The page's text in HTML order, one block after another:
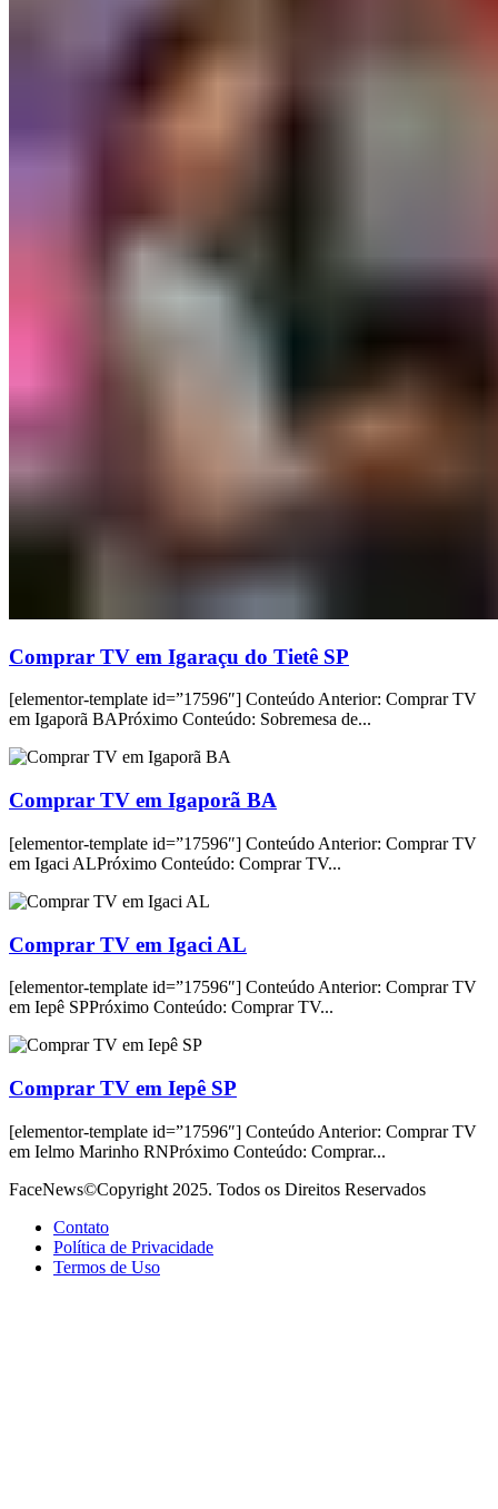
Comprar TV em Igaraçu do Tietê SP
[elementor-template id=”17596″] Conteúdo Anterior: Comprar TV
em Igaporã BAPróximo Conteúdo: Sobremesa de...
Comprar TV em Igaporã BA
[elementor-template id=”17596″] Conteúdo Anterior: Comprar TV
em Igaci ALPróximo Conteúdo: Comprar TV...
Comprar TV em Igaci AL
[elementor-template id=”17596″] Conteúdo Anterior: Comprar TV
em Iepê SPPróximo Conteúdo: Comprar TV...
Comprar TV em Iepê SP
[elementor-template id=”17596″] Conteúdo Anterior: Comprar TV
em Ielmo Marinho RNPróximo Conteúdo: Comprar...
FaceNews©Copyright 2025. Todos os Direitos Reservados
Contato
Política de Privacidade
Termos de Uso